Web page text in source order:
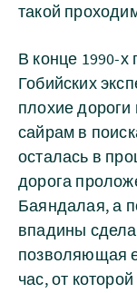
такой
В конце 1990-х
Гобийских
плохие
сайрам в
осталась в
дорога
Баяндалая, а
впадины
позволяющая
час, от